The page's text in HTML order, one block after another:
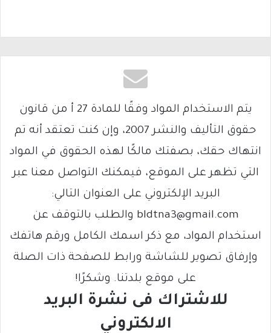
يتم الاستخدام المواد وفقًا للمادة 27 أ من قانون
حقوق التأليف والنشر 2007، وإن كنت تعتقد أنه تم
انتهاك حقك، بصفتك مالكًا لهذه الحقوق في المواد
التي تظهر على الموقع، فيمكنك التواصل معنا عبر
البريد الإلكتروني على العنوان التالي:
bldtna3@gmail.com والطلب بالتوقف عن
استخدام المواد، مع ذكر اسمك الكامل ورقم هاتفك
وإرفاق تصوير للشاشة ورابط للصفحة ذات الصلة
على موقع بلدتنا. وشكرًا!
للاشتراك فى نشرة البريد
الالكتروني